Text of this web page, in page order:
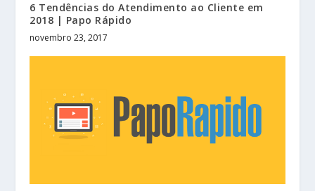
6 Tendências do Atendimento ao Cliente em
2018 | Papo Rápido
novembro 23, 2017